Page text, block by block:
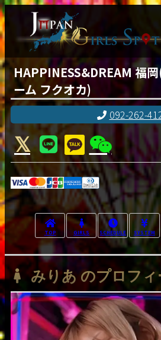
HAPPINESS&DREAM 福
ーム フクオカ)
092-262-
TOP GIRLS SCHEDULE SYSTEM
みりあ のプロフィ